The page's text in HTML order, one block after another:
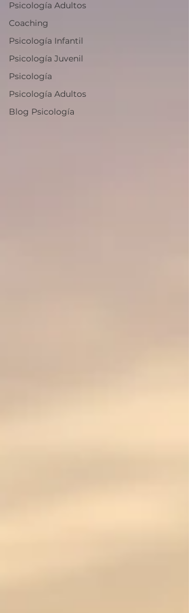
Psicología Adultos
Coaching
Psicología Infantil
Psicología Juvenil
Psicología
Psicología Adultos
Blog Psicología